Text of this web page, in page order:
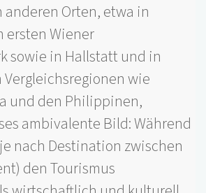
anderen Orten, etwa in
ersten Wiener
sowie in Hallstatt und in
wie
und den Philippinen,
ambivalente Bild: Während
nach Destination zwischen
den Tourismus